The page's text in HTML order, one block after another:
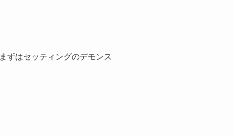
まずはセッティングのデモンス